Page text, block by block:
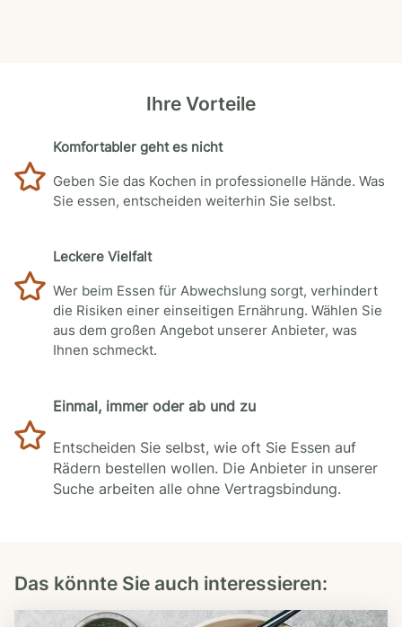
Ihre Vorteile
Komfortabler geht es nicht
Geben Sie das Kochen in professionelle Hände. Was
Sie essen, entscheiden weiterhin Sie selbst.
Leckere Vielfalt
Wer beim Essen für Abwechslung sorgt, verhindert
die Risiken einer einseitigen Ernährung. Wählen Sie
aus dem großen Angebot unserer Anbieter, was
Ihnen schmeckt.
Einmal, immer oder ab und zu
Entscheiden Sie selbst, wie oft Sie Essen auf
Rädern bestellen wollen. Die Anbieter in unserer
Suche arbeiten alle ohne Vertragsbindung.
Das könnte Sie auch interessieren: